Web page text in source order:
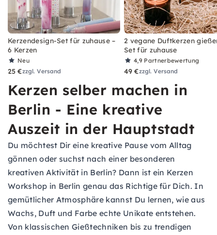
Kerzendesign-Set für zuhause –
6 Kerzen
Neu
25 €zzgl. Versand
2 vegane Duftkerzen
Set für zuhause
4,9 Partnerbewertung
49 €zzgl. Versand
Kerzen selber machen in
Berlin - Eine kreative
Auszeit in der Hauptstadt
Du möchtest Dir eine kreative Pause vom Alltag
gönnen oder suchst nach einer besonderen
kreativen Aktivität in Berlin? Dann ist ein Kerzen
Workshop in Berlin genau das Richtige für Dich. In
gemütlicher Atmosphäre kannst Du lernen, wie aus
Wachs, Duft und Farbe echte Unikate entstehen.
Von klassischen Gießtechniken bis zu trendigen